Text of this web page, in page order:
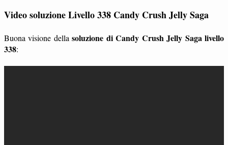
Video soluzione Livello 338 Candy Crush Jelly Saga
Buona visione dellasoluzione di Candy Crush Jelly Saga livello
338: